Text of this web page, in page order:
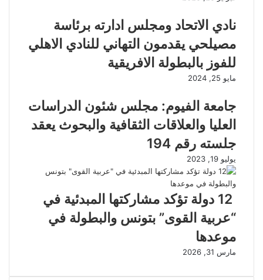
نادي الاتحاد ومجلس ادارته برئاسة
مصيلحي يقدمون التهاني للنادي الاهلي
للفوز بالبطولة الافريقية
مايو 25, 2024
جامعة الفيوم: مجلس شئون الدراسات
العليا والعلاقات الثقافية والبحوث يعقد
جلسته رقم 194
يوليو 19, 2023
12 دولة تؤكد مشاركتها المبدئية في
“عربية القوى” بتونس والبطولة في
موعدها
مارس 31, 2026